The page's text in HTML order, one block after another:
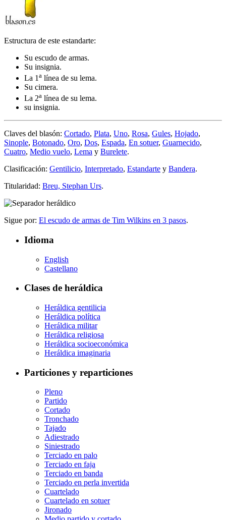
Estructura de este estandarte:
Su escudo de armas.
Su insignia.
La 1 a línea de su lema.
Su cimera.
La 2a línea de su lema.
su insignia.
Claves del blasón: Cortado, Plata, Uno, Rosa, Gules, Hojado,
Sinople, Botonado, Oro, Dos, Espada, En sotuer, Guarnecido,
Cuatro, Medio vuelo, Lema y Burelete.
Clasificación: Gentilicio, Interpretado, Estandarte y Bandera.
Titularidad: Breu, Stephan Urs.
Sigue por: El escudo de armas de Tim Wilkins en 3 pasos.
Idioma
English
Castellano
Clases de heráldica
Heráldica gentilicia
Heráldica política
Heráldica militar
Heráldica religiosa
Heráldica socioeconómica
Heráldica imaginaria
Particiones y reparticiones
Pleno
Partido
Cortado
Tronchado
Tajado
Adiestrado
Siniestrado
Terciado en palo
Terciado en faja
Terciado en banda
Terciado en perla invertida
Cuartelado
Cuartelado en sotuer
Jironado